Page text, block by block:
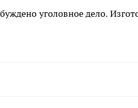
уголовное дело.